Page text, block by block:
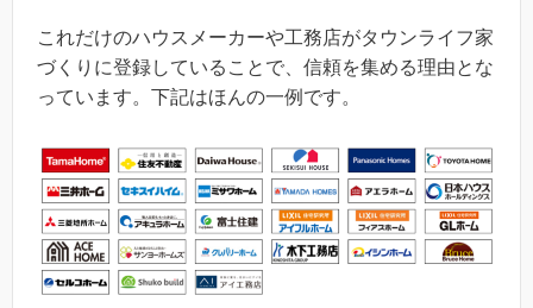
これだけのハウスメーカーや工務店がタウンライフ家
づくりに登録していることで、信頼を集める理由とな
っています。下記はほんの一例です。